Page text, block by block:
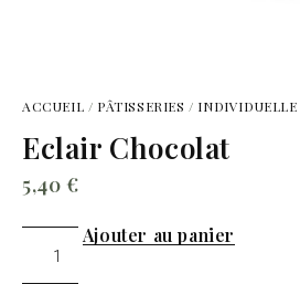
ACCUEIL / PÂTISSERIES / INDIVIDUELLE
Eclair Chocolat
5,40 €
Ajouter au panier